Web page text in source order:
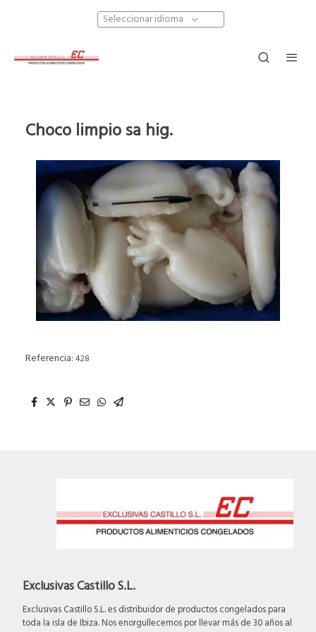
Seleccionar idioma
Choco limpio sa hig.
Referencia: 428
Exclusivas Castillo S.L.
Exclusivas Castillo S.L. es distribuidor de productos congelados para
toda la isla de Ibiza. Nos enorgullecemos por llevar más de 30 años al